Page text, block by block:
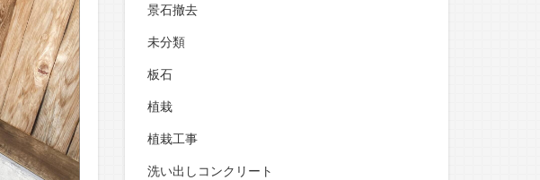
景石撤去
未分類
板石
植栽
植栽工事
洗い出しコンクリート